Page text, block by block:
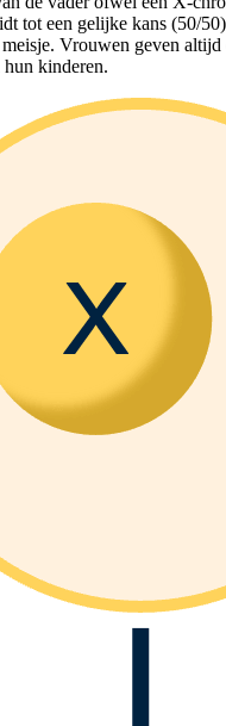
tot een gelijke kans (50/
Vrouwen geven
kinderen.